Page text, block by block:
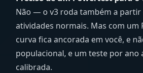
Não — o v3 roda também a partir
atividades normais. Mas com um
curva fica ancorada em você, e
populacional, e um teste por ano
calibrada.